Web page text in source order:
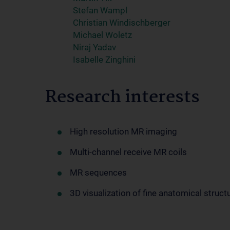
Stefan Wampl
Christian Windischberger
Michael Woletz
Niraj Yadav
Isabelle Zinghini
Research interests
High resolution MR imaging
Multi-channel receive MR coils
MR sequences
3D visualization of fine anatomical